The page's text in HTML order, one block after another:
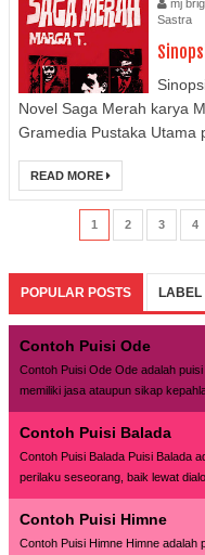
mj
Sastra
Novel Saga Merah karya
Gramedia Pustaka Utama
READ MORE
1 2 3 4
POPULAR POSTS LABEL
Contoh Puisi Ode
Contoh Puisi Ode Ode adalah
memiliki jasa ataupun sikap
Contoh Puisi Balada
Contoh Puisi Balada Puisi Balada
perilaku seseorang, baik lewat
Contoh Puisi Himne
Contoh Puisi Himne Himne adalah